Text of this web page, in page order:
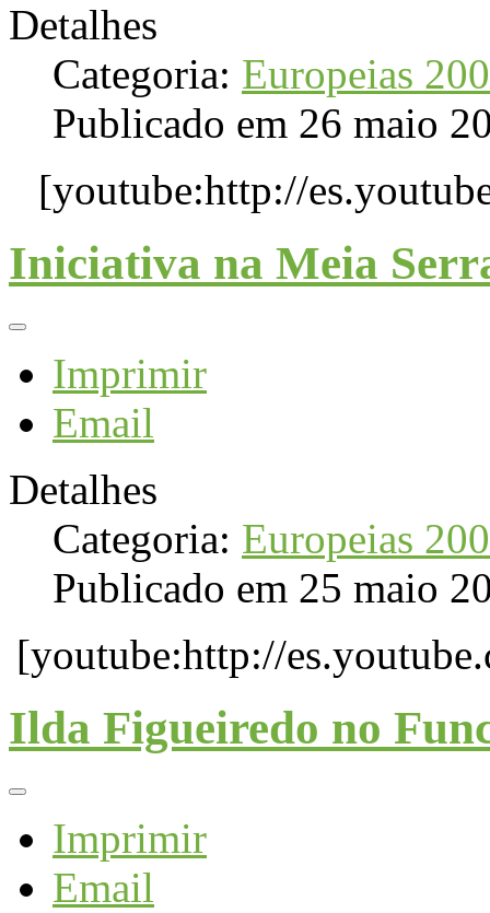
Detalhes
Categoria: Europeias
Publicado em 26 maio
[youtube:http://
Iniciativa na Meia
Imprimir
Email
Detalhes
Categoria: Europeias
Publicado em 25 maio
[youtube:http://
Ilda Figueiredo no
Imprimir
Email